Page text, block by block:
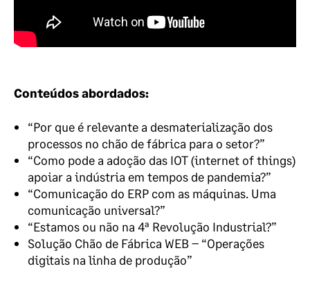
Conteúdos abordados:
“Por que é relevante a desmaterialização dos
processos no chão de fábrica para o setor?”
“Como pode a adoção das IOT (internet of things)
apoiar a indústria em tempos de pandemia?”
“Comunicação do ERP com as máquinas. Uma
comunicação universal?”
“Estamos ou não na 4ª Revolução Industrial?”
Solução Chão de Fábrica WEB – “Operações
digitais na linha de produção”